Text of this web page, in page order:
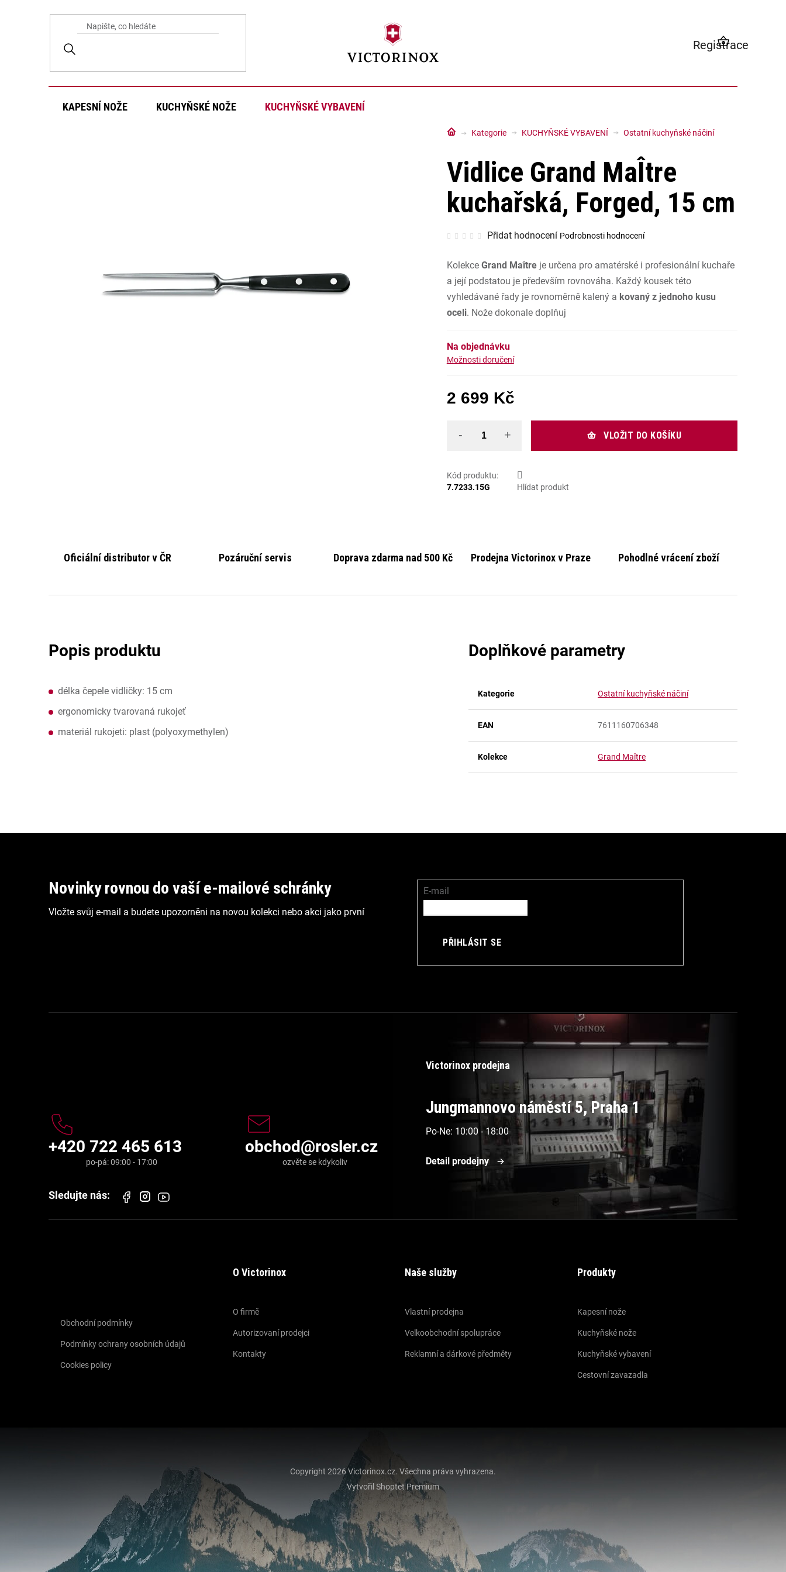
Registrace
NÁKUPNÍ
KOŠÍK
KAPESNÍ NOŽE KUCHYŇSKÉ NOŽE KUCHYŇSKÉ VYBAVENÍ
DomůKategorie KUCHYŇSKÉ VYBAVENÍ Ostatní kuchyňské náčiní
Vidlice Grand MaÎtre
kuchařská, Forged, 15 cm
Průměrné
hodnocení
z
5
hvězdiček.
Přidat hodnocení Podrobnosti hodnocení
Kolekce Grand Maîtreje určena pro amatérské i profesionální kuchaře
a její podstatou je především rovnováha. Každý kousek této
vyhledávané řady je rovnoměrně kalený a kovaný z jednoho kusu
oceli. Nože dokonale doplňuj
Na objednávku
Možnosti doručení
2 699 Kč
VLOŽIT DO KOŠÍKU
Kód produktu:
7.7233.15G
Hlídat produkt
Oficiální distributor v ČR Pozáruční servis Doprava zdarma nad 500 Kč Prodejna Victorinox v Praze Pohodlné vrácení zboží
délka čepele vidličky: 15 cm
ergonomicky tvarovaná rukojeť
materiál rukojeti: plast (polyoxymethylen)
Doplňkové parametry
Kategorie Ostatní kuchyňské náčiní
EAN 7611160706348
Kolekce Grand Maître
Novinky rovnou do vaší e-mailové schránky
Vložte svůj e-mail a budete upozorněni na novou kolekci nebo akci jako první
E-mail
PŘIHLÁSIT SE
obchod@rosler.cz
+420 722 465 613
Victorinox prodejna
Jungmannovo náměstí 5, Praha 1
Po-Ne: 10:00 - 18:00
Detail prodejny
Obchodní podmínky
Podmínky ochrany osobních údajů
Cookies policy
O Victorinox
O firmě
Autorizovaní prodejci
Kontakty
Naše služby
Vlastní prodejna
Velkoobchodní spolupráce
Reklamní a dárkové předměty
Produkty
Kapesní nože
Kuchyňské nože
Kuchyňské vybavení
Cestovní zavazadla
Vytvořil Shoptet Premium
Copyright 2026Victorinox.cz. Všechna práva vyhrazena.